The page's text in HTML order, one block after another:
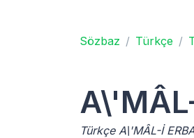
Sözbaz Türkçe
Türkçe A\'MÂL-İ